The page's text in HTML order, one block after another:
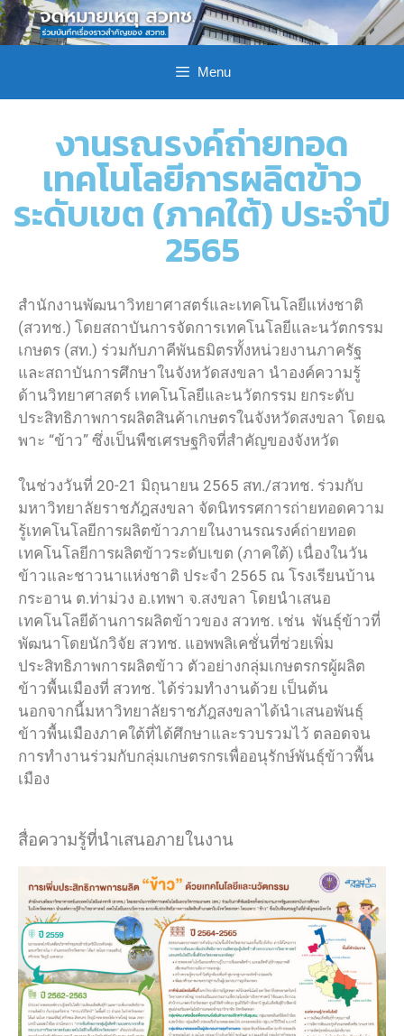
Menu
งานรณรงค์ถ่ายทอด
เทคโนโลยีการผลิตข้าว
ระดับเขต (ภาคใต้) ประจำปี
2565
สำนักงานพัฒนาวิทยาศาสตร์และเทคโนโลยีแห่งชาติ
(สวทช.) โดยสถาบันการจัดการเทคโนโลยีและนวัตกรรม
เกษตร (สท.) ร่วมกับภาคีพันธมิตรทั้งหน่วยงานภาครัฐ
และสถาบันการศึกษาในจังหวัดสงขลา นำองค์ความรู้
ด้านวิทยาศาสตร์ เทคโนโลยีและนวัตกรรม ยกระดับ
ประสิทธิภาพการผลิตสินค้าเกษตรในจังหวัดสงขลา โดยฉ
พาะ “ข้าว” ซึ่งเป็นพืชเศรษฐกิจที่สำคัญของจังหวัด
ในช่วงวันที่ 20-21 มิถุนายน 2565 สท./สวทช. ร่วมกับ
มหาวิทยาลัยราชภัฎสงขลา จัดนิทรรศการถ่ายทอดความ
รู้เทคโนโลยีการผลิตข้าวภายในงานรณรงค์ถ่ายทอด
เทคโนโลยีการผลิตข้าวระดับเขต (ภาคใต้) เนื่องในวัน
ข้าวและชาวนาแห่งชาติ ประจำ 2565 ณ โรงเรียนบ้าน
กระอาน ต.ท่าม่วง อ.เทพา จ.สงขลา โดยนำเสนอ
เทคโนโลยีด้านการผลิตข้าวของ สวทช. เช่น พันธุ์ข้าวที่
พัฒนาโดยนักวิจัย สวทช. แอพพลิเคชั่นที่ช่วยเพิ่ม
ประสิทธิภาพการผลิตข้าว ตัวอย่างกลุ่มเกษตรกรผู้ผลิต
ข้าวพื้นเมืองที่ สวทช. ได้ร่วมทำงานด้วย เป็นต้น
นอกจากนี้มหาวิทยาลัยราชภัฎสงขลาได้นำเสนอพันธุ์
ข้าวพื้นเมืองภาคใต้ที่ได้ศึกษาและรวบรวมไว้ ตลอดจน
การทำงานร่วมกับกลุ่มเกษตรกรเพื่ออนุรักษ์พันธุ์ข้าวพื้น
เมือง
สื่อความรู้ที่นำเสนอภายในงาน